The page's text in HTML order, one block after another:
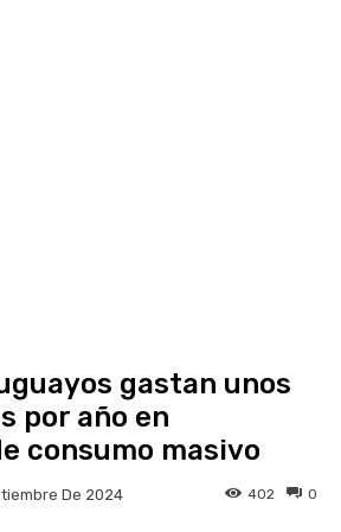
gastan unos
por año en
consumo masivo
De 2024 0
402